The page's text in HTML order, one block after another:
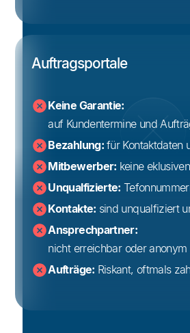
Auftragsportale
Keine Garantie:
auf Kundentermine und
Bezahlung: für Kontaktdaten
Mitbewerber: keine
Unqualfizierte:
Kontakte: sind unqualfiziert
Ansprechpartner:
nicht erreichbar oder anonym
Aufträge: Riskant, oftmals